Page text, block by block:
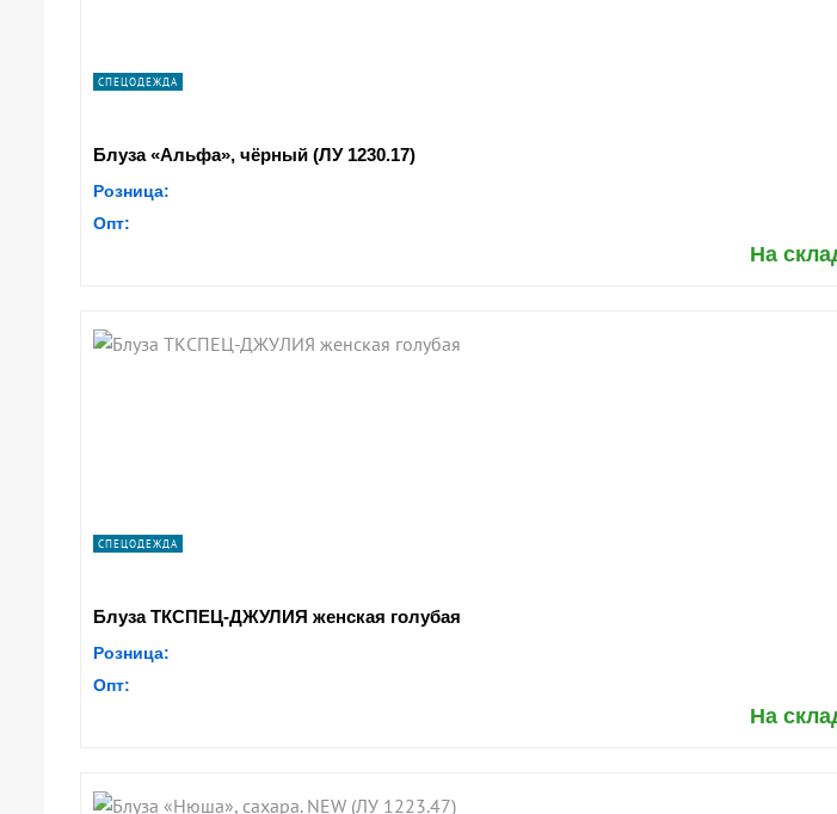
СПЕЦОДЕЖДА
Блуза «Альфа», чёрный (ЛУ 1230.17)
Розница:
Опт:
На
СПЕЦОДЕЖДА
Блуза ТКСПЕЦ-ДЖУЛИЯ женская голубая
Розница:
Опт:
На